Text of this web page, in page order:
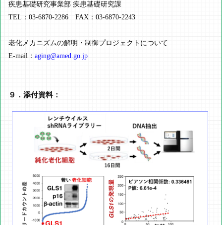
疾患基礎研究事業部 疾患基礎研究課
TEL：03-6870-2286 FAX：03-6870-2243
老化メカニズムの解明・制御プロジェクトについて
E-mail： aging@amed.go.jp
９．添付資料：